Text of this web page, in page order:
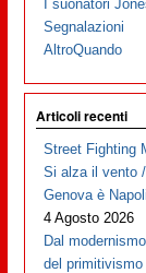
I suonatori
Segnalazioni
AltroQuando
Articoli recenti
Street Fighting
Si alza il vento
Genova è
4 Agosto 2026
Dal
del primitivismo